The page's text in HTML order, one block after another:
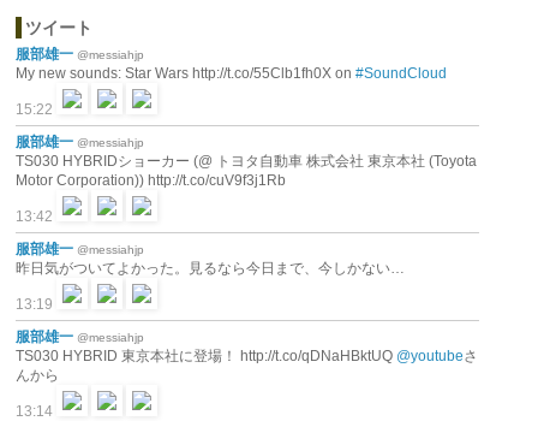
ツイート
服部雄一 @messiahjp
My new sounds: Star Wars http://t.co/55Clb1fh0X on #SoundCloud
15:22
服部雄一 @messiahjp
TS030 HYBRIDショーカー (@ トヨタ自動車 株式会社 東京本社 (Toyota
Motor Corporation)) http://t.co/cuV9f3j1Rb
13:42
服部雄一 @messiahjp
昨日気がついてよかった。見るなら今日まで、今しかない…
13:19
服部雄一 @messiahjp
TS030 HYBRID 東京本社に登場！ http://t.co/qDNaHBktUQ @youtubeさ
んから
13:14